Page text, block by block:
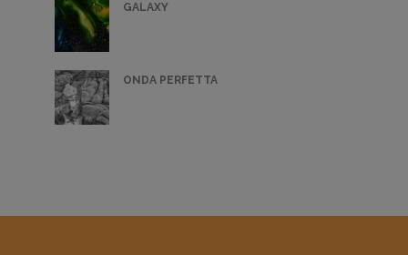
GALAXY
ONDA PERFETTA